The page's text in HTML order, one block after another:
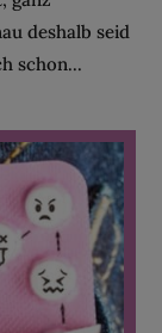
deshalb seid
schon...